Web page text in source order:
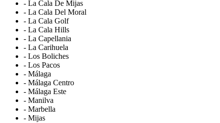
- La Cala De Mijas
- La Cala Del Moral
- La Cala Golf
- La Cala Hills
- La Capellania
- La Carihuela
- Los Boliches
- Los Pacos
- Málaga
- Málaga Centro
- Málaga Este
- Manilva
- Marbella
- Mijas